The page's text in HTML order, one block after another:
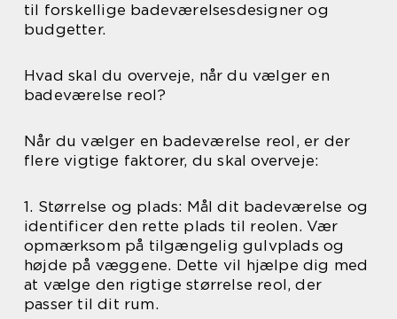
til forskellige badeværelsesdesigner og
budgetter.
Hvad skal du overveje, når du vælger en
badeværelse reol?
Når du vælger en badeværelse reol, er der
flere vigtige faktorer, du skal overveje:
1. Størrelse og plads: Mål dit badeværelse og
identificer den rette plads til reolen. Vær
opmærksom på tilgængelig gulvplads og
højde på væggene. Dette vil hjælpe dig med
at vælge den rigtige størrelse reol, der
passer til dit rum.